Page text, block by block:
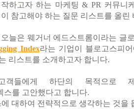
작하고자 하는 마케팅 & PR 커뮤니
이 참고해야 하는 질문 리스트를 올린
오늘은 웨거너 에드스트롬이라는 글
Index라는 기업이 블로고스피
리스트를 소개하고자 합니다.
객들에게 하단의 목적으로
스를 고안했다고 합니다.
대하여 전략적으로 생각하는 것을